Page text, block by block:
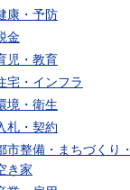
康・予防
金
児・教育
宅・インフラ
境・衛生
札・契約
市整備・まちづくり・
き家